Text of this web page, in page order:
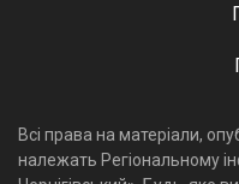
Всі права на матеріали,
належать Регіональному